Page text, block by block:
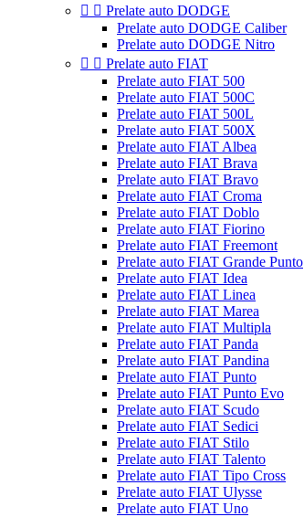
  Prelate auto DODGE
Prelate auto DODGE Caliber
Prelate auto DODGE Nitro
  Prelate auto FIAT
Prelate auto FIAT 500
Prelate auto FIAT 500C
Prelate auto FIAT 500L
Prelate auto FIAT 500X
Prelate auto FIAT Albea
Prelate auto FIAT Brava
Prelate auto FIAT Bravo
Prelate auto FIAT Croma
Prelate auto FIAT Doblo
Prelate auto FIAT Fiorino
Prelate auto FIAT Freemont
Prelate auto FIAT Grande Punto
Prelate auto FIAT Idea
Prelate auto FIAT Linea
Prelate auto FIAT Marea
Prelate auto FIAT Multipla
Prelate auto FIAT Panda
Prelate auto FIAT Pandina
Prelate auto FIAT Punto
Prelate auto FIAT Punto Evo
Prelate auto FIAT Scudo
Prelate auto FIAT Sedici
Prelate auto FIAT Stilo
Prelate auto FIAT Talento
Prelate auto FIAT Tipo Cross
Prelate auto FIAT Ulysse
Prelate auto FIAT Uno